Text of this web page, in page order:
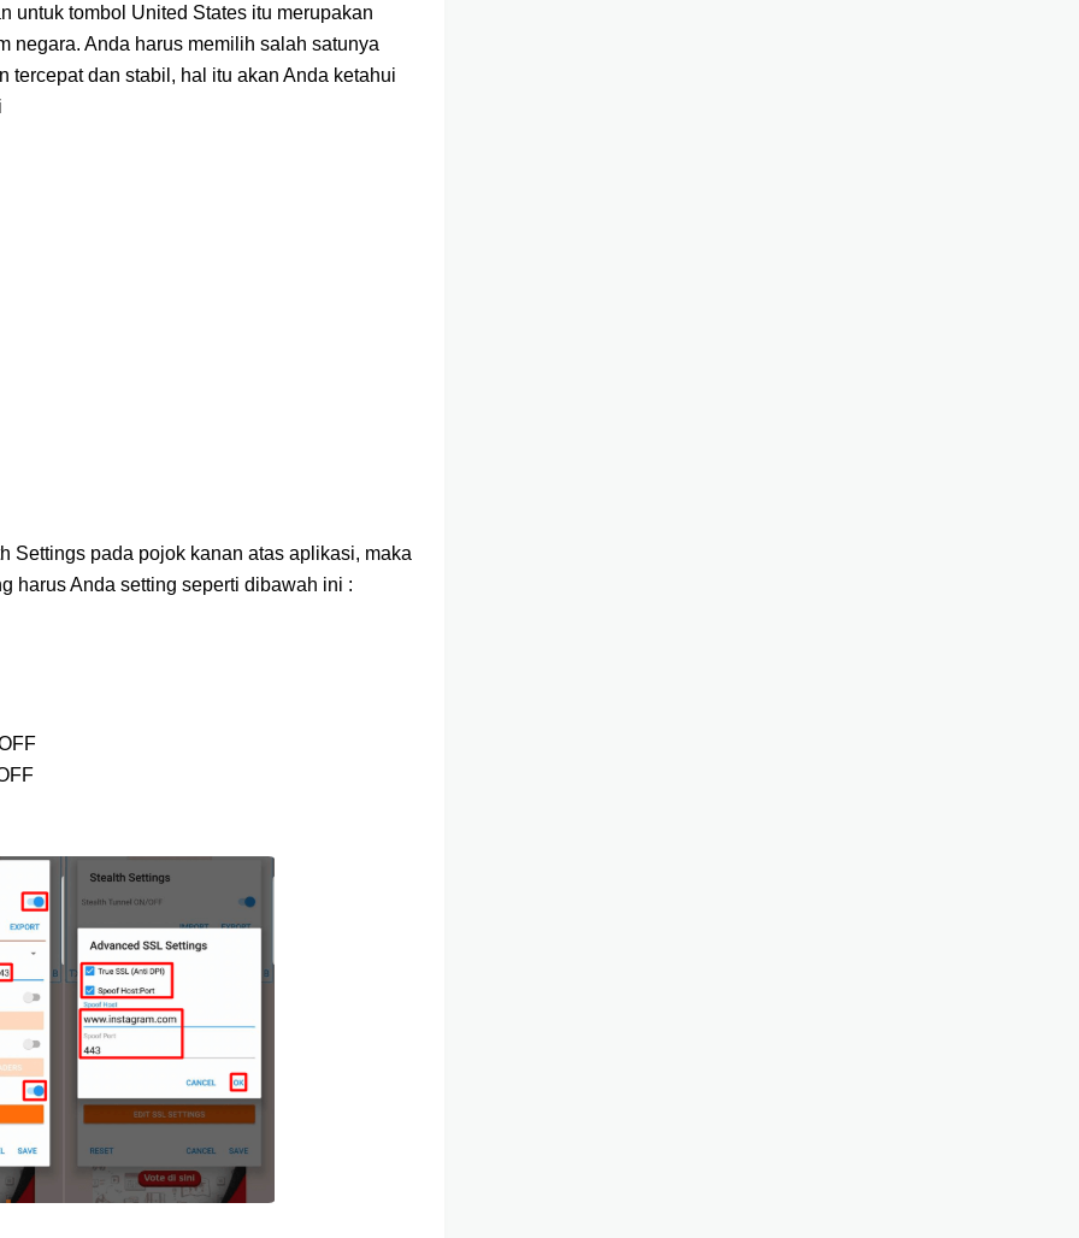
untuk tombol United States itu merupakan
negara. Anda harus memilih salah satunya
tercepat dan stabil, hal itu akan Anda ketahui
Settings pada pojok kanan atas aplikasi, maka
harus Anda setting seperti dibawah ini :